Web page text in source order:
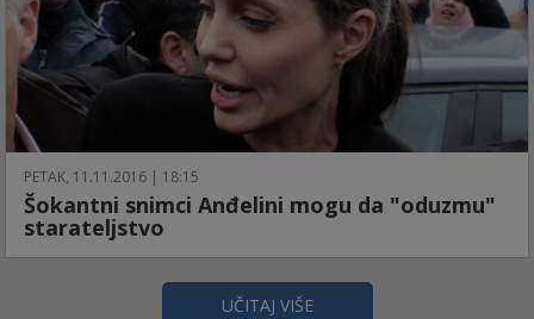
PETAK, 11.11.2016 | 18:15
Šokantni snimci Anđelini mogu da "oduzmu"
starateljstvo
UČITAJ VIŠE